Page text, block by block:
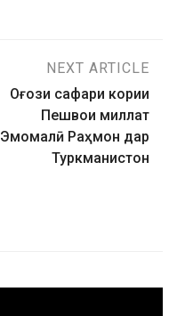
NEXT ARTICLE
Оғози сафари кории
Пешвои миллат
Эмомалӣ Раҳмон дар
Туркманистон